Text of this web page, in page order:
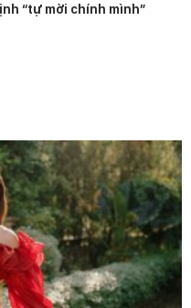
“tự mời chính mình”